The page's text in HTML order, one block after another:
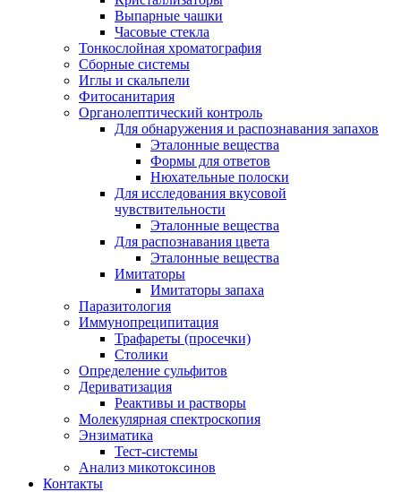
Выпарные чашки
Часовые стекла
Тонкослойная хроматография
Сборные системы
Иглы и скальпели
Фитосанитария
Органолептический контроль
Для обнаружения и распознавания запахов
Эталонные вещества
Формы для ответов
Нюхательные полоски
Для исследования вкусовой
чувствительности
Эталонные вещества
Для распознавания цвета
Эталонные вещества
Имитаторы
Имитаторы запаха
Паразитология
Иммунопреципитация
Трафареты (просечки)
Столики
Определение сульфитов
Дериватизация
Реактивы и растворы
Молекулярная спектроскопия
Энзиматика
Тест-системы
Анализ микотоксинов
Контакты